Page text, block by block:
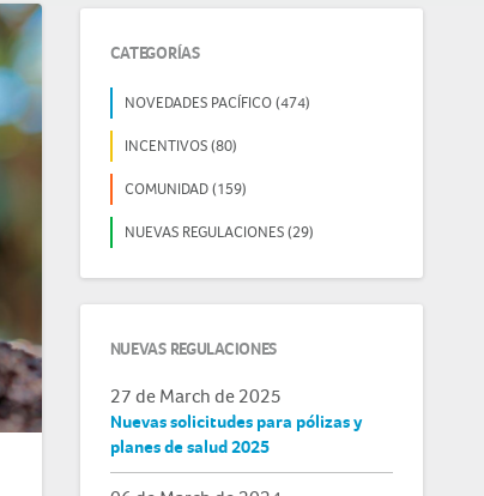
CATEGORÍAS
NOVEDADES PACÍFICO (474)
INCENTIVOS (80)
COMUNIDAD (159)
NUEVAS REGULACIONES (29)
NUEVAS REGULACIONES
27 de March de 2025
Nuevas solicitudes para pólizas y
planes de salud 2025